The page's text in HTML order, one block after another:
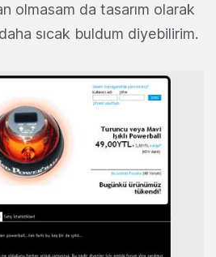
olmasam da tasarım olarak
sıcak buldum diyebilirim.